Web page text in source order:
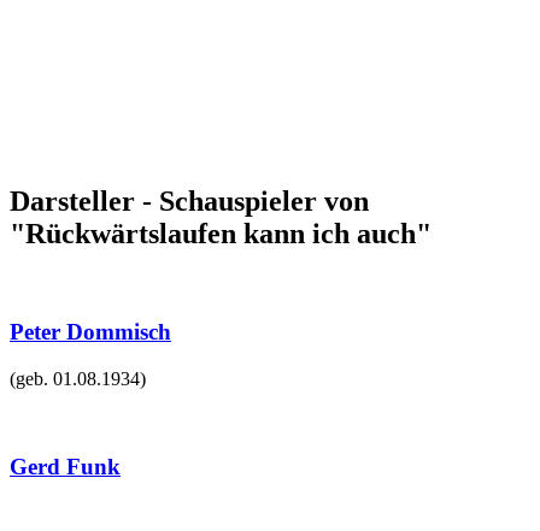
Darsteller - Schauspieler von
"Rückwärtslaufen kann ich auch"
Peter Dommisch
(geb. 01.08.1934)
Gerd Funk